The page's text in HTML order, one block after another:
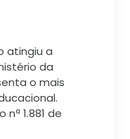
atingiu a
da
o mais
1.881 de